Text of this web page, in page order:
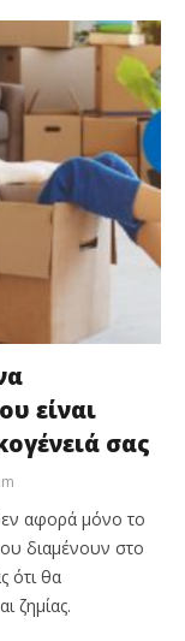
είναι
σας
αφορά μόνο το
διαμένουν στο
ότι θα
ζημίας.